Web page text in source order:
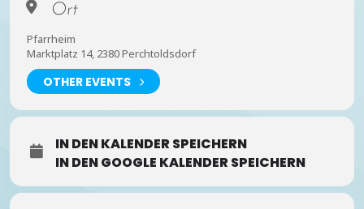
Ort
Pfarrheim
Marktplatz 14, 2380 Perchtoldsdorf
OTHER EVENTS
IN DEN KALENDER SPEICHERN
IN DEN GOOGLE KALENDER SPEICHERN